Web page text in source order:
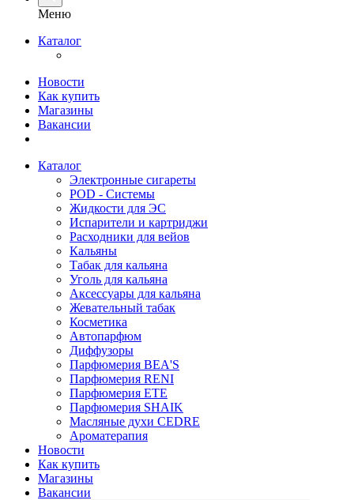
Меню
Каталог
Новости
Как купить
Магазины
Вакансии
Каталог
Электронные сигареты
POD - Системы
Жидкости для ЭС
Испарители и картриджи
Расходники для вейов
Кальяны
Табак для кальяна
Уголь для кальяна
Аксессуары для кальяна
Жевательный табак
Косметика
Автопарфюм
Диффузоры
Парфюмерия BEA'S
Парфюмерия RENI
Парфюмерия ETE
Парфюмерия SHAIK
Масляные духи CEDRE
Ароматерапия
Новости
Как купить
Магазины
Вакансии